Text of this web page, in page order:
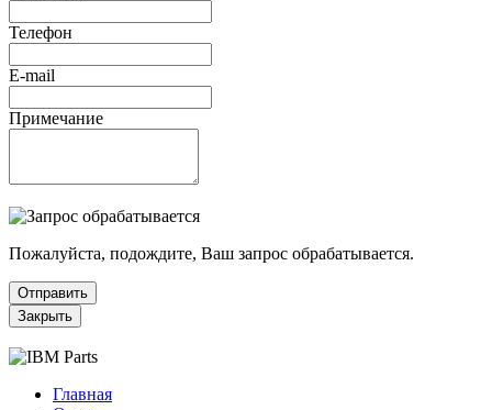
Телефон
E-mail
Примечание
Пожалуйста, подождите, Ваш запрос обрабатывается.
Отправить
Закрыть
Главная